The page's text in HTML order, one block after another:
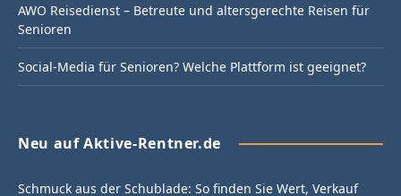
AWO Reisedienst – Betreute und altersgerechte Reisen für
Senioren
Social-Media für Senioren? Welche Plattform ist geeignet?
Neu auf Aktive-Rentner.de
Schmuck aus der Schublade: So finden Sie Wert, Verkauf